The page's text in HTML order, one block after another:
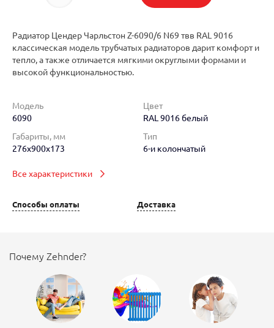
Радиатор Цендер Чарльстон Z-6090/6 N69 твв RAL 9016
классическая модель трубчатых радиаторов дарит комфорт и
тепло, а также отличается мягкими округлыми формами и
высокой функциональностью.
Модель
6090
Цвет
RAL 9016 белый
Габариты, мм
276x900x173
Тип
6-и колончатый
Все характеристики
Способы оплаты Доставка
Почему Zehnder?